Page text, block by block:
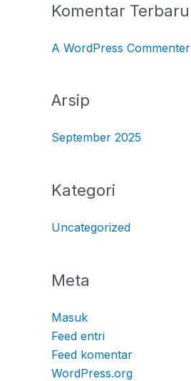
Komentar Terbaru
A WordPress Commenter
Arsip
September 2025
Kategori
Uncategorized
Meta
Masuk
Feed entri
Feed komentar
WordPress.org